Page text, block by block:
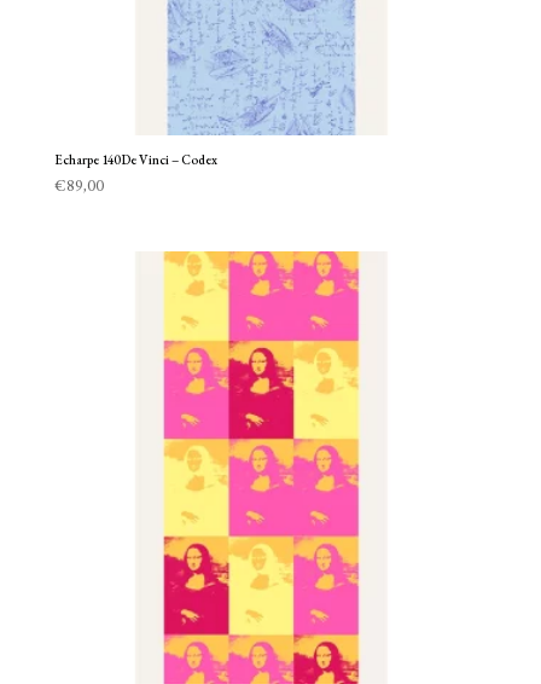
Echarpe 140 De Vinci – Codex
€89,00